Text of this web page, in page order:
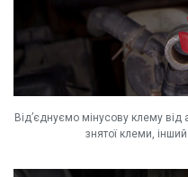
Від’єднуємо мінусову клему
знятої клеми,